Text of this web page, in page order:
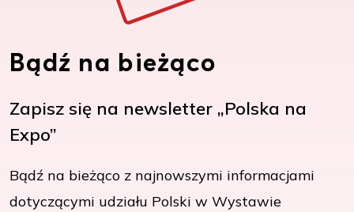
Bądź na bieżąco
Zapisz się na newsletter „Polska na
Expo”
Bądź na bieżąco z najnowszymi informacjami
dotyczącymi udziału Polski w Wystawie